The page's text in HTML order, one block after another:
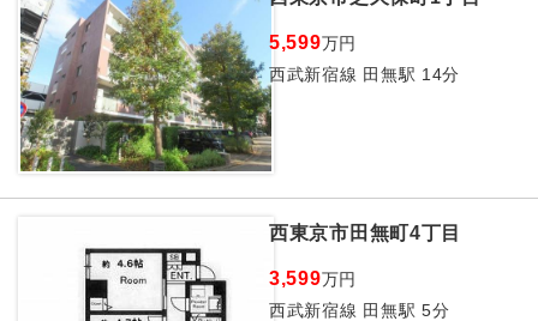
5,599万円
西武新宿線 田無駅 14分
西東京市田無町4丁目
3,599万円
西武新宿線 田無駅 5分